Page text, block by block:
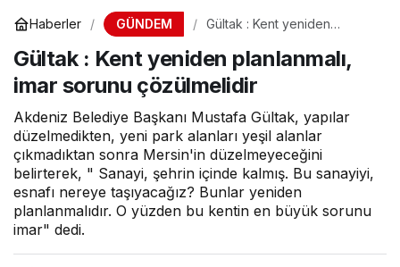
Haberler GÜNDEM
Gültak : Kent yeniden
çözülmelidir
Gültak : Kent yeniden planlanmalı,
imar sorunu çözülmelidir
Akdeniz Belediye Başkanı Mustafa Gültak, yapılar
düzelmedikten, yeni park alanları yeşil alanlar
çıkmadıktan sonra Mersin'in düzelmeyeceğini
belirterek, " Sanayi, şehrin içinde kalmış. Bu sanayiyi,
esnafı nereye taşıyacağız? Bunlar yeniden
planlanmalıdır. O yüzden bu kentin en büyük sorunu
imar" dedi.